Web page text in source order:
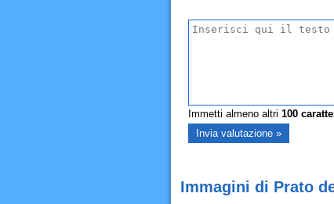
Immetti almeno altri 100
Immagini di Prato